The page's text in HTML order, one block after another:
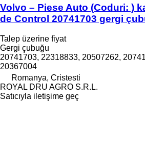
Volvo – Piese Auto (Coduri: )
de Control 20741703 gergi
Talep üzerine fiyat
Gergi çubuğu
20741703, 22318833, 20507262,
20367004
Romanya, Cristesti
ROYAL DRU AGRO S.R.L.
Satıcıyla iletişime geç